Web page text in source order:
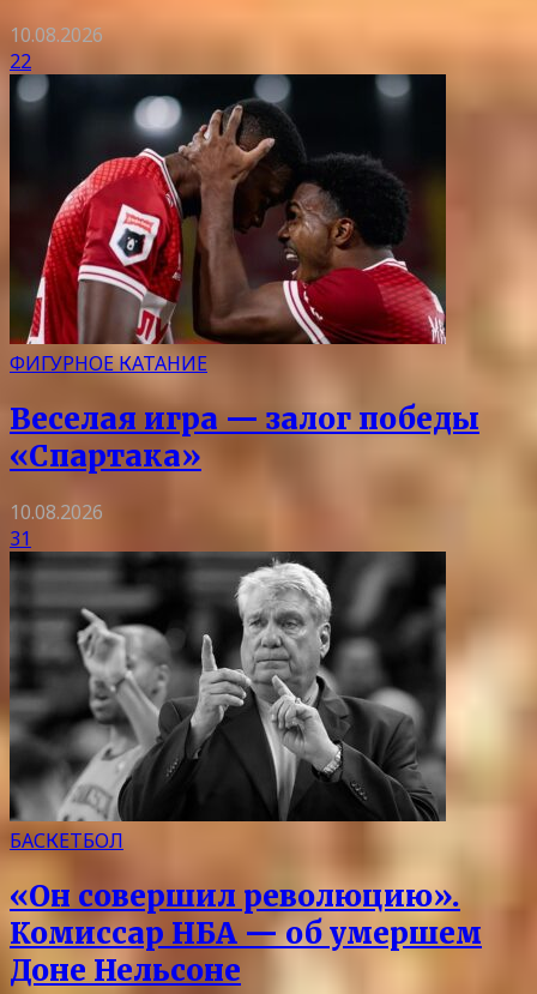
10.08.2026
22
ФИГУРНОЕ КАТАНИЕ
Веселая игра — залог победы
«Спартака»
10.08.2026
31
БАСКЕТБОЛ
«Он совершил революцию».
Комиссар НБА — об умершем
Доне Нельсоне